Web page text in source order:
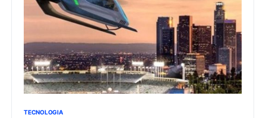
TECNOLOGIA